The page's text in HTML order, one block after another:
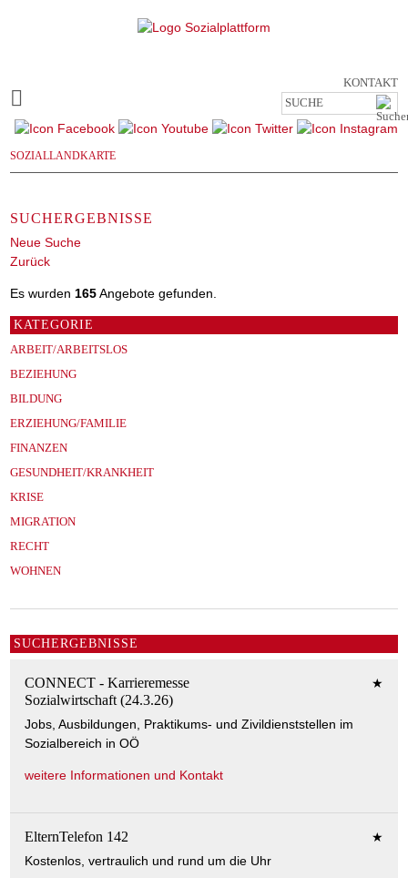
KONTAKT
SOZIALLANDKARTE
SUCHERGEBNISSE
Neue Suche
Zurück
Es wurden 165Angebote gefunden.
KATEGORIE
ARBEIT/ARBEITSLOS
BEZIEHUNG
BILDUNG
ERZIEHUNG/FAMILIE
FINANZEN
GESUNDHEIT/KRANKHEIT
KRISE
MIGRATION
RECHT
WOHNEN
SUCHERGEBNISSE
CONNECT - Karrieremesse
Sozialwirtschaft (24.3.26)
★
Jobs, Ausbildungen, Praktikums- und Zivildienststellen im
Sozialbereich in OÖ
weitere Informationen und Kontakt
ElternTelefon 142
★
Kostenlos, vertraulich und rund um die Uhr